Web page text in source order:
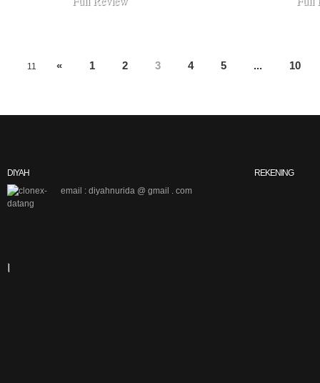
11 « 1 2 3 4 5 ... 10
DIYAH
email : diyahnurida @ gmail . com
REKENING
|